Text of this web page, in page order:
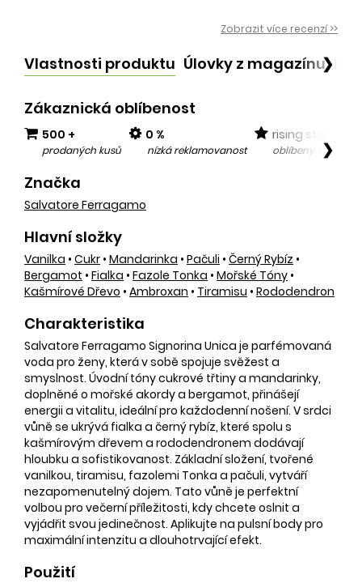
Zobrazit více recenzí >>
Vlastnosti produktu Úlovky z magazínu❯
Zákaznická oblíbenost
500 +
prodaných kusů
0 %
nízká reklamovanost
rising star
oblíbený v❯
Značka
Salvatore Ferragamo
Hlavní složky
Vanilka • Cukr • Mandarinka • Pačuli • Černý Rybíz •
Bergamot • Fialka • Fazole Tonka • Mořské Tóny •
Kašmírové Dřevo • Ambroxan • Tiramisu • Rododendron
Charakteristika
Salvatore Ferragamo Signorina Unica je parfémovaná
voda pro ženy, která v sobě spojuje svěžest a
smyslnost. Úvodní tóny cukrové třtiny a mandarinky,
doplněné o mořské akordy a bergamot, přinášejí
energii a vitalitu, ideální pro každodenní nošení. V srdci
vůně se ukrývá fialka a černý rybíz, které spolu s
kašmírovým dřevem a rododendronem dodávají
hloubku a sofistikovanost. Základní složení, tvořené
vanilkou, tiramisu, fazolemi Tonka a pačuli, vytváří
nezapomenutelný dojem. Tato vůně je perfektní
volbou pro večerní příležitosti, kdy chcete oslnit a
vyjádřit svou jedinečnost. Aplikujte na pulsní body pro
maximální intenzitu a dlouhotrvající efekt.
Použití